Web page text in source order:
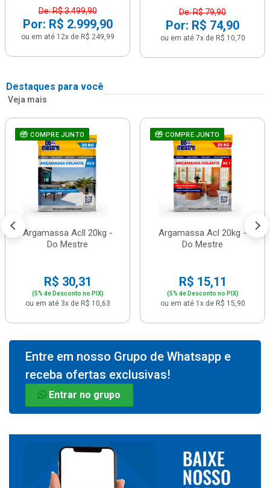
De: R$ 3.499,90
Por: R$ 2.999,90
ou em até 12x de R$ 249,99
De: R$ 79,90
Por: R$ 74,90
ou em até 7x de R$ 10,70
Destaques para você
Veja mais
COMPRE JUNTO
Argamassa Acll 20kg -
Do Mestre
R$ 30,31
(5% de Desconto no PIX)
ou em até 3x de R$ 10,63
COMPRE JUNTO
Argamassa Acl 20kg -
Do Mestre
R$ 15,11
(5% de Desconto no PIX)
ou em até 1x de R$ 15,90
Entre em nosso Grupo de Whatsapp e
receba ofertas exclusivas!
Entrar no grupo